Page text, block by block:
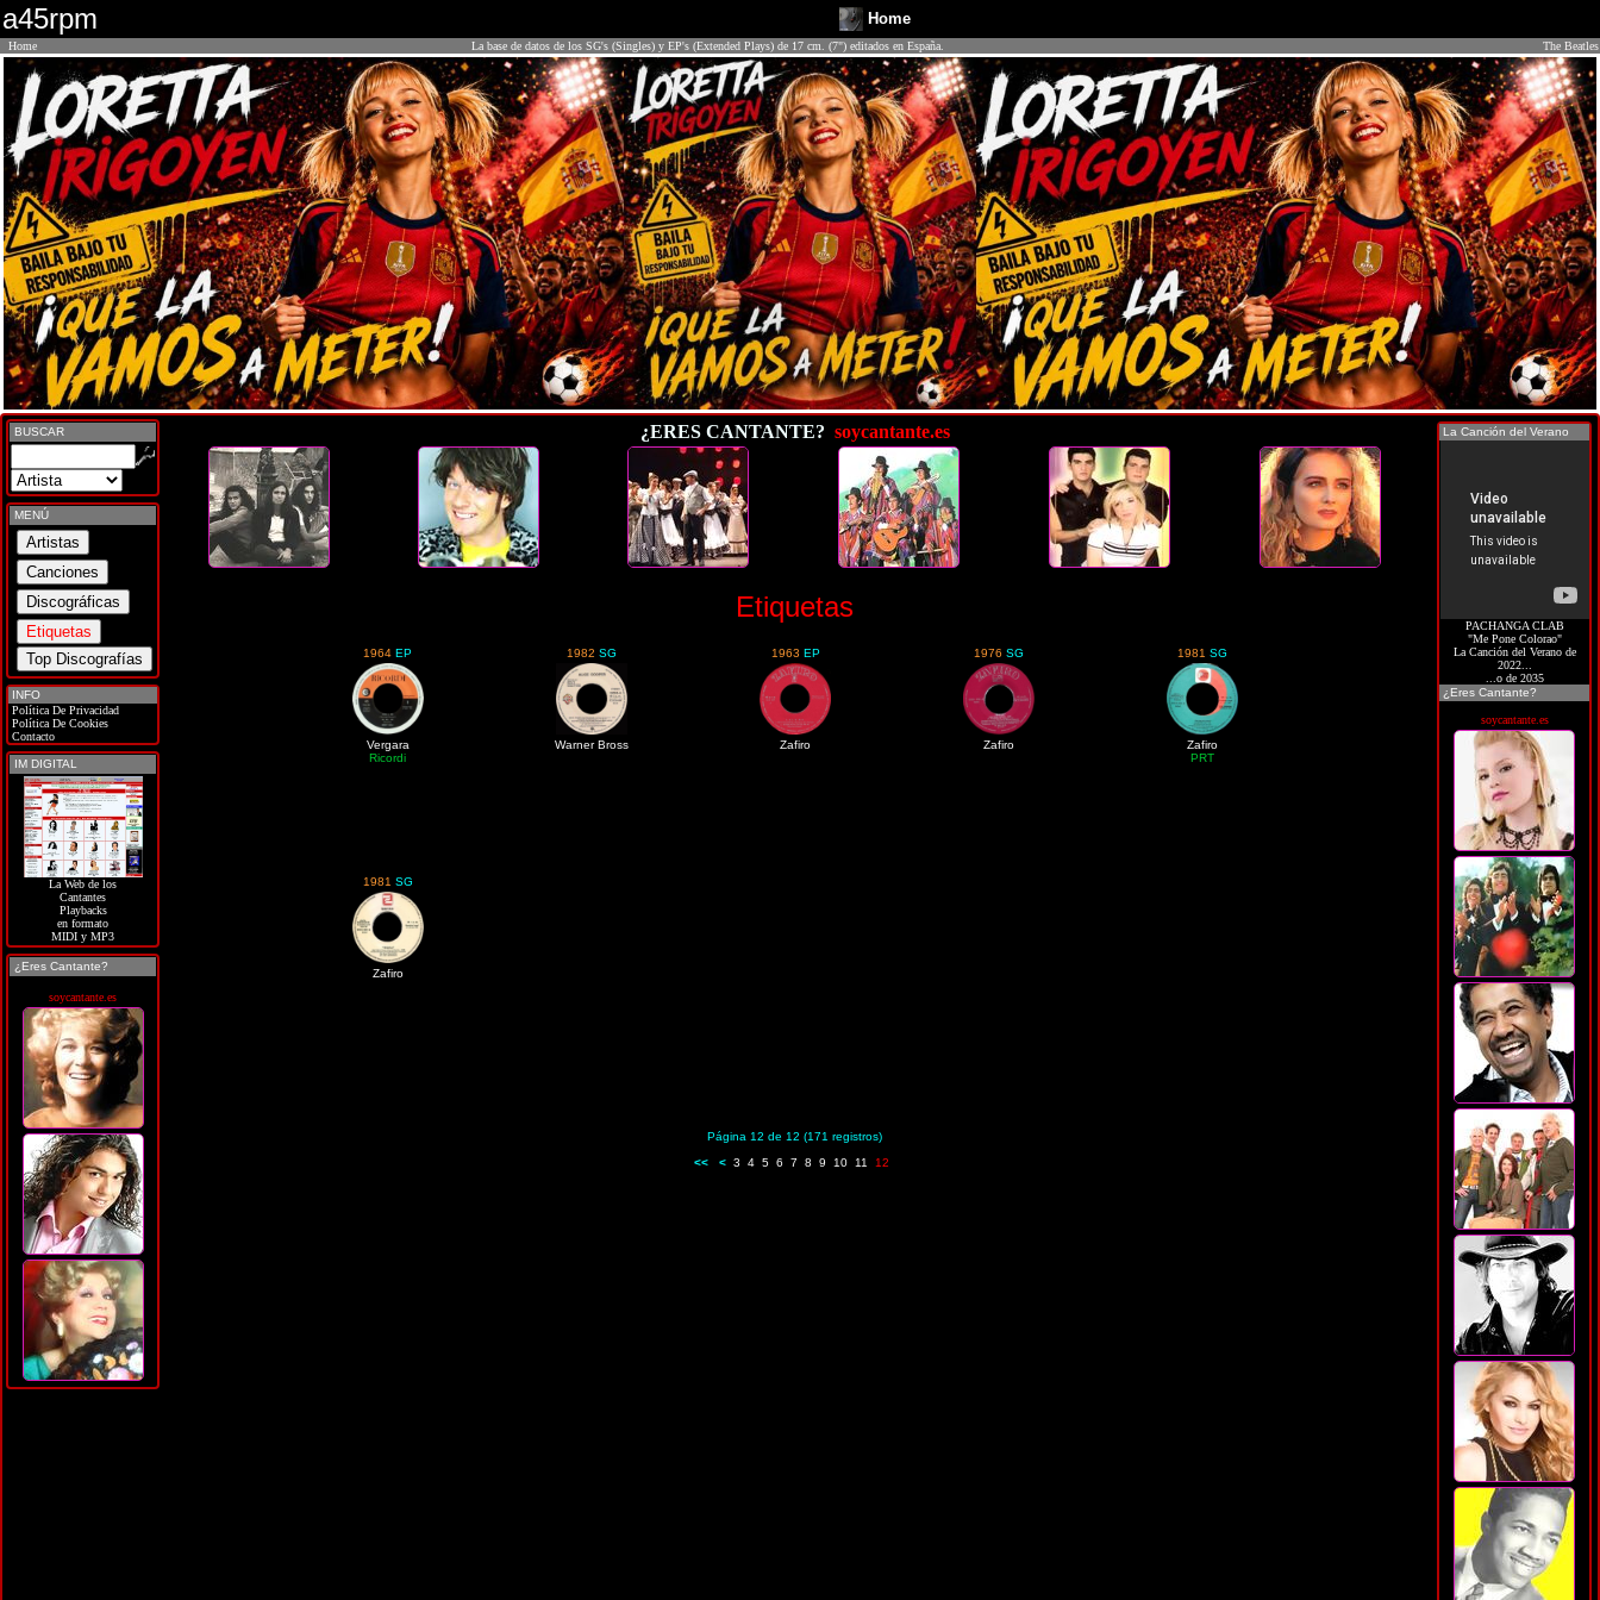
a45rpm Home
Home La base de datos de los SG's (Singles) y EP's (Extended Plays) de 17 cm. (7") editados en España. The Beatles
BUSCAR
MENÚ
INFO
Política De Privacidad
Política De Cookies
Contacto
IM DIGITAL
La Web de los
Cantantes
Playbacks
en formato
MIDI y MP3
¿Eres Cantante?
soycantante.es
¿ERES CANTANTE? soycantante.es
Etiquetas
1964 EP
Vergara
Ricordi
1982 SG
Warner Bross
1963 EP
Zafiro
1976 SG
Zafiro
1981 SG
Zafiro
PRT
1981 SG
Zafiro
Página 12 de 12 (171 registros)
<<
< 3 4 5 6 7 8 9 10 11 12
La Canción del Verano
PACHANGA CLAB
"Me Pone Colorao"
La Canción del Verano de
2022...
...o de 2035
¿Eres Cantante?
soycantante.es